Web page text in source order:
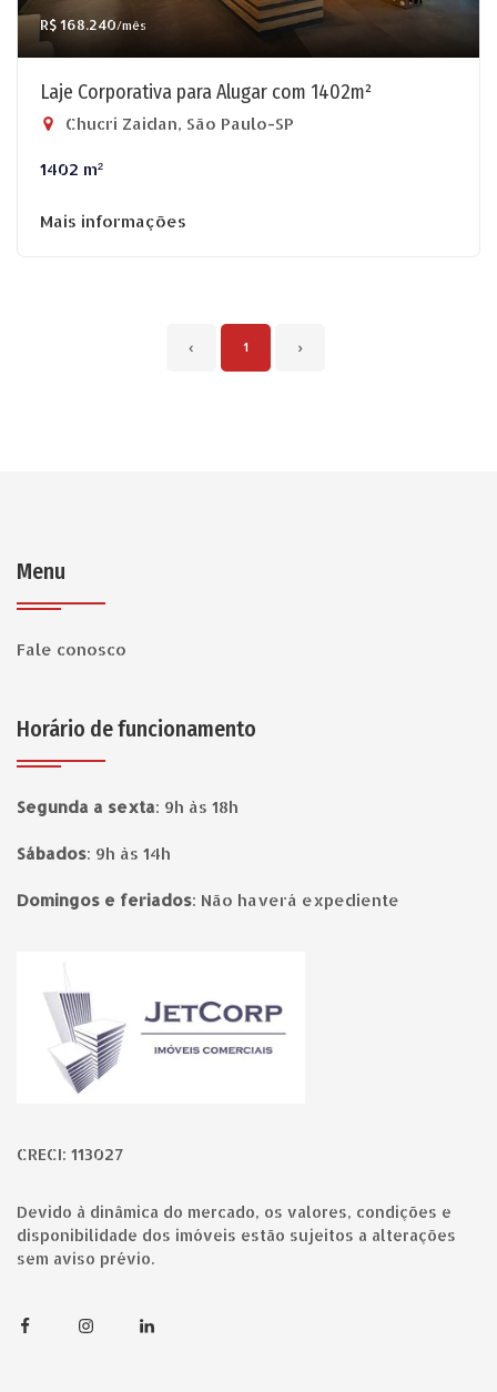
R$ 168.240/mês
Laje Corporativa para Alugar com 1402m²
Chucri Zaidan, São Paulo-SP
1402 m²
Mais informações
‹ 1 ›
Menu
Fale conosco
Horário de funcionamento
Segunda a sexta: 9h às 18h
Sábados: 9h às 14h
Domingos e feriados: Não haverá expediente
CRECI: 113027
Devido à dinâmica do mercado, os valores, condições e
disponibilidade dos imóveis estão sujeitos a alterações
sem aviso prévio.
FacebookInstagramLinkedin